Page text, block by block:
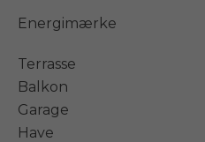
Energimærke
Terrasse
Balkon
Garage
Have